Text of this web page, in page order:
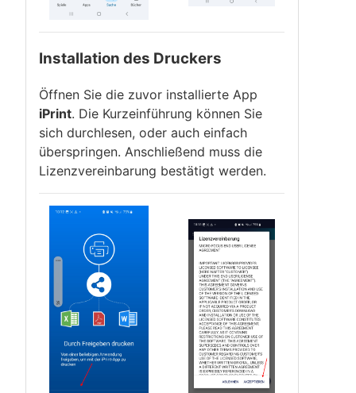
Installation des Druckers
Öffnen Sie die zuvor installierte App
iPrint. Die Kurzeinführung können Sie
sich durchlesen, oder auch einfach
überspringen. Anschließend muss die
Lizenzvereinbarung bestätigt werden.